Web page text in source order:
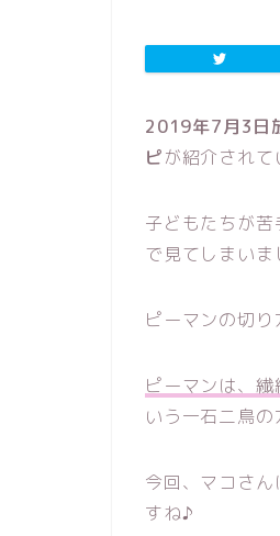
2019年7月3日
ピが紹介されて
子どもたちが
で見てしまい
ピーマンの切り
ピーマンは、
いう一石二鳥
今回、マコさ
すね♪